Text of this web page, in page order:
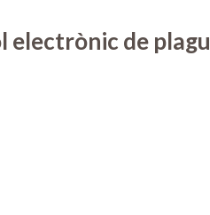
electrònic de